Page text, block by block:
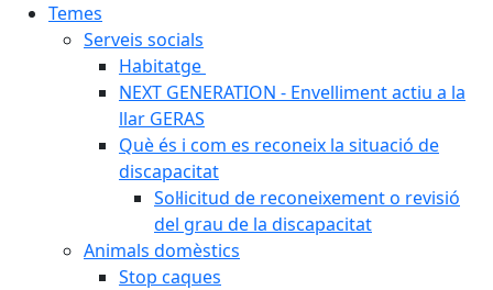
Temes
Serveis socials
Habitatge
NEXT GENERATION - Envelliment actiu a la
llar GERAS
Què és i com es reconeix la situació de
discapacitat
Sol·licitud de reconeixement o revisió
del grau de la discapacitat
Animals domèstics
Stop caques